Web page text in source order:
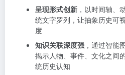
呈现形式创新 ，以时间轴、
统文字罗列，让抽象历史可
度
知识关联深度强 ，通过智能
揭示人物、事件、文化之间
统历史认知